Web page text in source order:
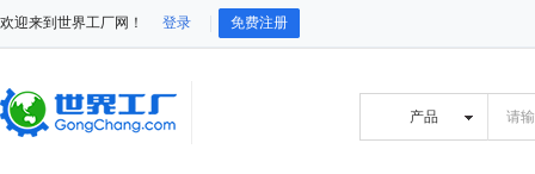
欢迎来到世界工厂网！ 登录 免费注册